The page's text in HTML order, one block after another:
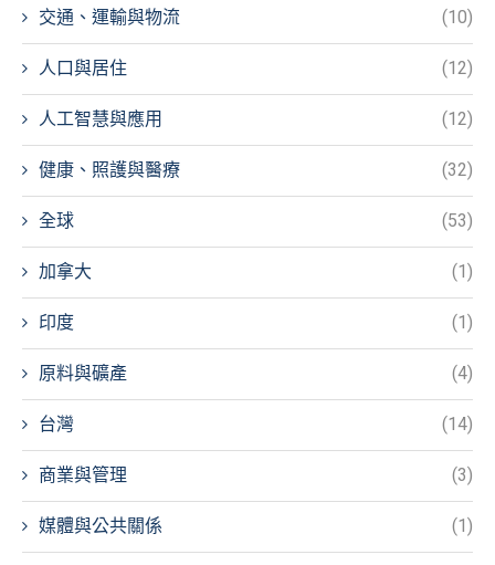
交通、運輸與物流 (10)
人口與居住 (12)
人工智慧與應用 (12)
健康、照護與醫療 (32)
全球 (53)
加拿大 (1)
印度 (1)
原料與礦產 (4)
台灣 (14)
商業與管理 (3)
媒體與公共關係 (1)